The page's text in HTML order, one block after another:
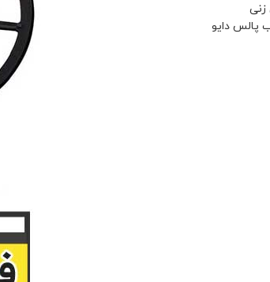
زنی
پالس دایو